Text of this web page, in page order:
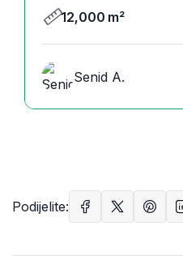
12,000 m²
Senid A.
Podijelite: